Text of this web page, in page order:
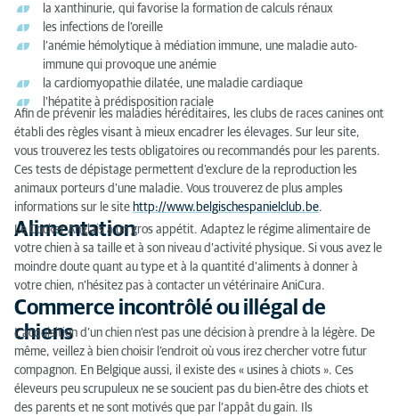
la xanthinurie, qui favorise la formation de calculs rénaux
les infections de l’oreille
l’anémie hémolytique à médiation immune, une maladie auto-
immune qui provoque une anémie
la cardiomyopathie dilatée, une maladie cardiaque
l’hépatite à prédisposition raciale
Afin de prévenir les maladies héréditaires, les clubs de races canines ont
établi des règles visant à mieux encadrer les élevages. Sur leur site,
vous trouverez les tests obligatoires ou recommandés pour les parents.
Ces tests de dépistage permettent d’exclure de la reproduction les
animaux porteurs d’une maladie. Vous trouverez de plus amples
informations sur le site http://www.belgischespanielclub.be.
Alimentation
Le Cocker Anglais a un gros appétit. Adaptez le régime alimentaire de
votre chien à sa taille et à son niveau d’activité physique. Si vous avez le
moindre doute quant au type et à la quantité d’aliments à donner à
votre chien, n’hésitez pas à contacter un vétérinaire AniCura.
Commerce incontrôlé ou illégal de
chiens
L’acquisition d’un chien n’est pas une décision à prendre à la légère. De
même, veillez à bien choisir l’endroit où vous irez chercher votre futur
compagnon. En Belgique aussi, il existe des « usines à chiots ». Ces
éleveurs peu scrupuleux ne se soucient pas du bien-être des chiots et
des parents et ne sont motivés que par l’appât du gain. Ils